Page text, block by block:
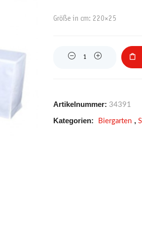
Größe in cm: 220×25
Quantity
Artikelnummer: 34391
Kategorien: Biergarten ,